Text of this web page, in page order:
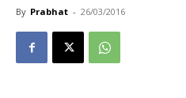
By Prabhat - 26/03/2016